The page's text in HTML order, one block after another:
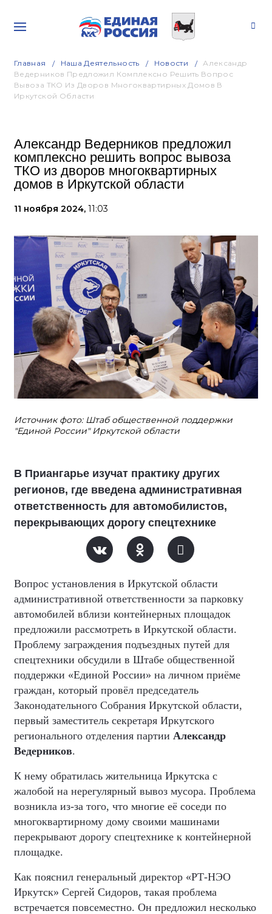
Главная Наша Деятельность Новости
Александр
Ведерников Предложил Комплексно Решить Вопрос
Вывоза ТКО Из Дворов Многоквартирных Домов В
Иркутской Области
Александр Ведерников предложил
комплексно решить вопрос вывоза
ТКО из дворов многоквартирных
домов в Иркутской области
11 ноября 2024, 11:03
Источник фото: Штаб общественной поддержки
"Единой России" Иркутской области
В Приангарье изучат практику других
регионов, где введена административная
ответственность для автомобилистов,
перекрывающих дорогу спецтехнике
Вопрос установления в Иркутской области
административной ответственности за парковку
автомобилей вблизи контейнерных площадок
предложили рассмотреть в Иркутской области.
Проблему заграждения подъездных путей для
спецтехники обсудили в Штабе общественной
поддержки «Единой России» на личном приёме
граждан, который провёл председатель
Законодательного Собрания Иркутской области,
первый заместитель секретаря Иркутского
регионального отделения партии Александр
Ведерников.
К нему обратилась жительница Иркутска с
жалобой на нерегулярный вывоз мусора. Проблема
возникла из-за того, что многие её соседи по
многоквартирному дому своими машинами
перекрывают дорогу спецтехнике к контейнерной
площадке.
Как пояснил генеральный директор «РТ-НЭО
Иркутск» Сергей Сидоров, такая проблема
встречается повсеместно. Он предложил несколько